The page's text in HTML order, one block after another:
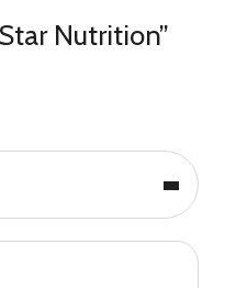
Nutrition”